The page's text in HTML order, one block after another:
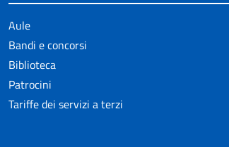
Aule
Bandi e concorsi
Biblioteca
Patrocini
Tariffe dei servizi a terzi